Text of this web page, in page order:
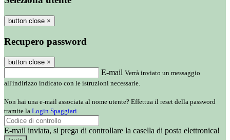
button close ×
Recupero password
button close ×
E-mail Verrà inviato un messaggio
all'indirizzo indicato con le istruzioni necessarie.
Non hai una e-mail associata al nome utente? Effettua il reset della password
tramite la Login Spaggiari
E-mail inviata, si prega di controllare la casella di posta elettronica!